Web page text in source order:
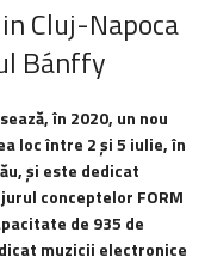
Cluj-Napoca
Bánffy
în 2020, un nou
loc între 2 și 5 iulie, în
și este dedicat
conceptelor FORM
de 935 de
muzicii electronice